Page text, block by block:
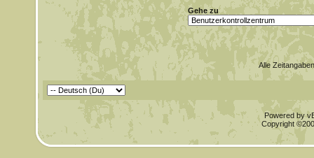
Gehe zu
Alle
Powered by
Copyright